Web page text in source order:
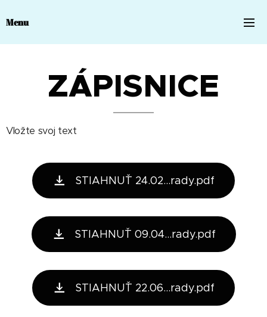
Menu
ZÁPISNICE
Vložte svoj text
STIAHNUŤ 24.02...rady.pdf
STIAHNUŤ 09.04...rady.pdf
STIAHNUŤ 22.06...rady.pdf